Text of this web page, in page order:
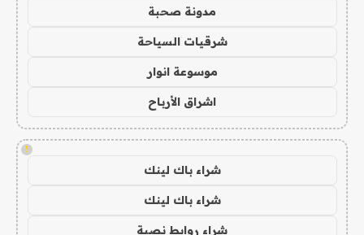
مدونة صحبة
شرقيات السياحة
موسوعة انوار
اشراق الأرباح
!
شراء باك لينك
شراء باك لينك
شراء روابط نصية